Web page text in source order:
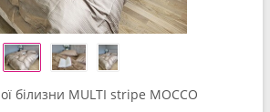
білизни MULTI stripe MOCCO